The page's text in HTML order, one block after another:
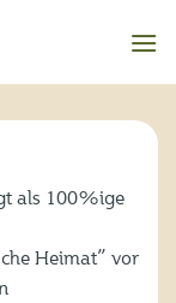
als 100%ige
Heimat” vor